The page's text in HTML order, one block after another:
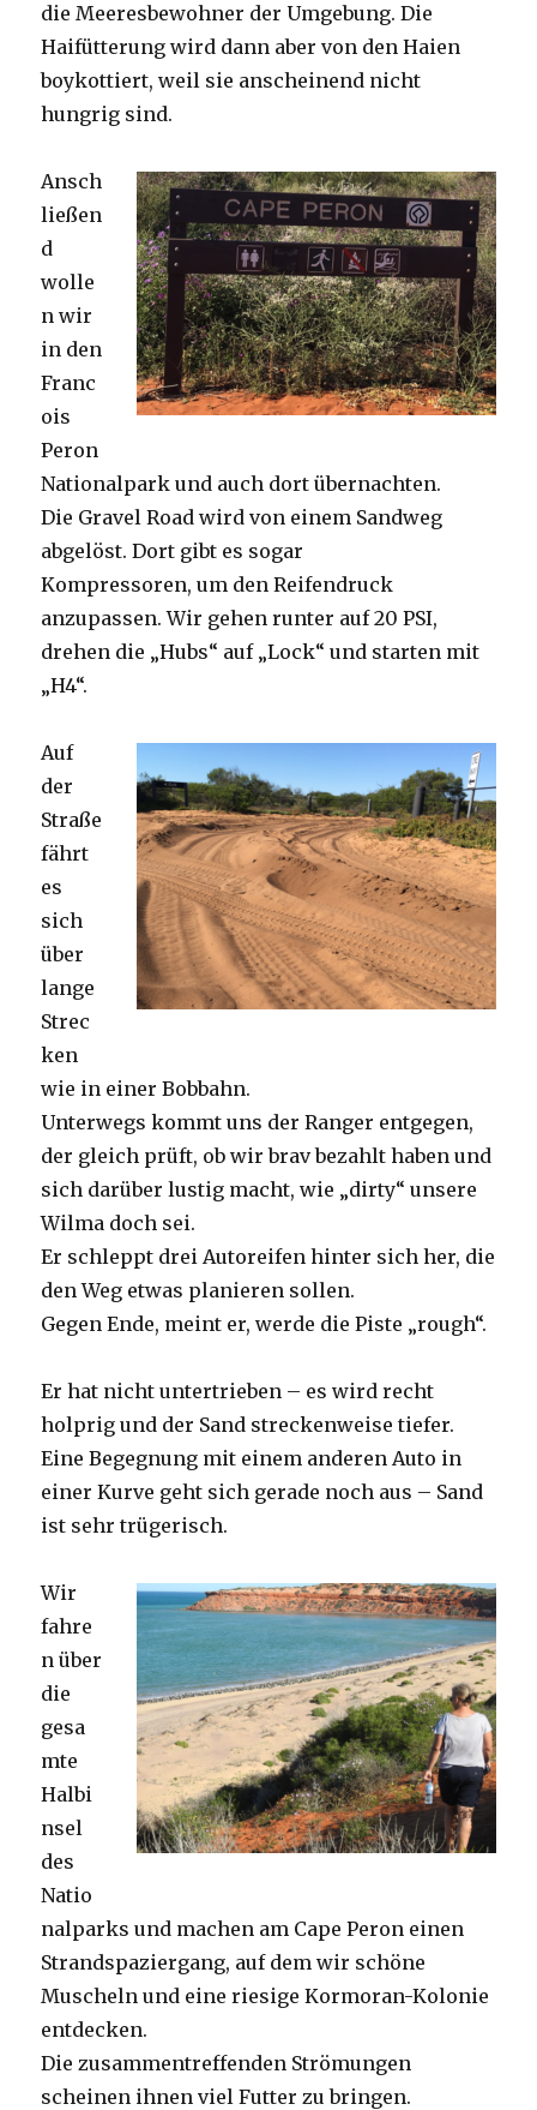
die Meeresbewohner der Umgebung. Die
Haifütterung wird dann aber von den Haien
boykottiert, weil sie anscheinend nicht
hungrig sind.
Ansch
ließen
d
wolle
n wir
in den
Franc
ois
Peron
Nationalpark und auch dort übernachten.
Die Gravel Road wird von einem Sandweg
abgelöst. Dort gibt es sogar
Kompressoren, um den Reifendruck
anzupassen. Wir gehen runter auf 20 PSI,
drehen die „Hubs“ auf „Lock“ und starten mit
„H4“.
Auf
der
Straße
fährt
es
sich
über
lange
Strec
ken
wie in einer Bobbahn.
Unterwegs kommt uns der Ranger entgegen,
der gleich prüft, ob wir brav bezahlt haben und
sich darüber lustig macht, wie „dirty“ unsere
Wilma doch sei.
Er schleppt drei Autoreifen hinter sich her, die
den Weg etwas planieren sollen.
Gegen Ende, meint er, werde die Piste „rough“.
Er hat nicht untertrieben – es wird recht
holprig und der Sand streckenweise tiefer.
Eine Begegnung mit einem anderen Auto in
einer Kurve geht sich gerade noch aus – Sand
ist sehr trügerisch.
Wir
fahre
n über
die
gesa
mte
Halbi
nsel
des
Natio
nalparks und machen am Cape Peron einen
Strandspaziergang, auf dem wir schöne
Muscheln und eine riesige Kormoran-Kolonie
entdecken.
Die zusammentreffenden Strömungen
scheinen ihnen viel Futter zu bringen.